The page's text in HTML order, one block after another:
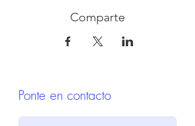
Comparte
Ponte en contacto